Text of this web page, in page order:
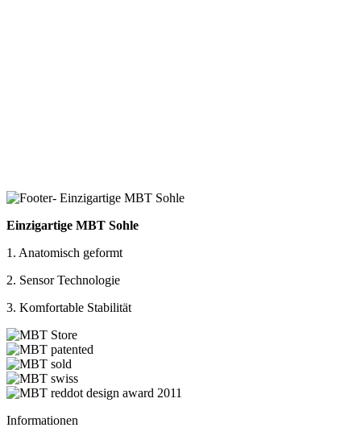
Einzigartige MBT Sohle
1. Anatomisch geformt
2. Sensor Technologie
3. Komfortable Stabilität
Informationen